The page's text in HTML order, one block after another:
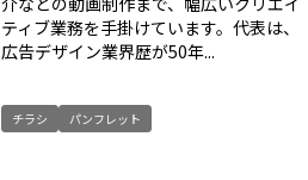
ティブ業務を手掛けています。代表は、
広告デザイン業界歴が50年...
チラシ パンフレット